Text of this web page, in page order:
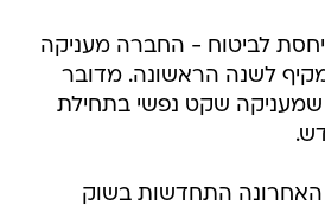
לביטוח - החברה מעניקה
מקיף לשנה הראשונה. מדובר
שקט נפשי בתחילת
האחרונה התחדשות בשוק